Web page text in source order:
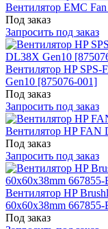
Вентилятор EMC
Под заказ
Запросить под заказ
Вентилятор HP
Gen10 [875076-001]
Под заказ
Запросить под заказ
Вентилятор HP FAN
Под заказ
Запросить под заказ
Вентилятор HP
60x60x38mm 667855-
Под заказ